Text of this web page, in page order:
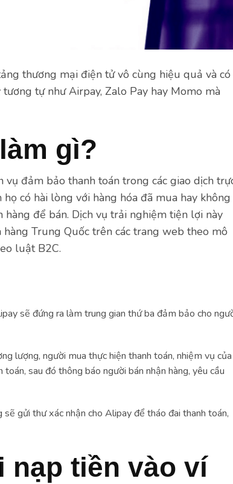
thương mại điện tử vô cùng hiệu quả và có
tự như Airpay, Zalo Pay hay Momo mà
gì?
đảm bảo thanh toán trong các giao dịch
có hài lòng với hàng hóa đã mua hay không
hàng để bán. Dịch vụ trải nghiệm tiện lợi này
Trung Quốc trên các trang web theo mô
luật B2C.
sẽ đứng ra làm trung gian thứ ba đảm bảo cho
lượng, người mua thực hiện thanh toán, nhiệm vụ của
sau đó thông báo người bán nhận hàng, yêu cầu
gửi thư xác nhận cho Alipay để tháo đai thanh toán,
nạp tiền vào ví